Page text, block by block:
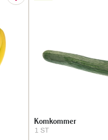
1 ST
Komkommer